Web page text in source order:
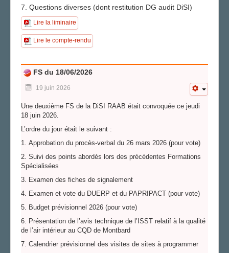
7. Questions diverses (dont restitution DG audit DiSI)
Lire la liminaire
Lire le compte-rendu
FS du 18/06/2026
19 juin 2026
Une deuxième FS de la DiSI RAAB était convoquée ce jeudi
18 juin 2026.
L’ordre du jour était le suivant :
1. Approbation du procès-verbal du 26 mars 2026 (pour vote)
2. Suivi des points abordés lors des précédentes Formations
Spécialisées
3. Examen des fiches de signalement
4. Examen et vote du DUERP et du PAPRIPACT (pour vote)
5. Budget prévisionnel 2026 (pour vote)
6. Présentation de l’avis technique de l’ISST relatif à la qualité
de l’air intérieur au CQD de Montbard
7. Calendrier prévisionnel des visites de sites à programmer